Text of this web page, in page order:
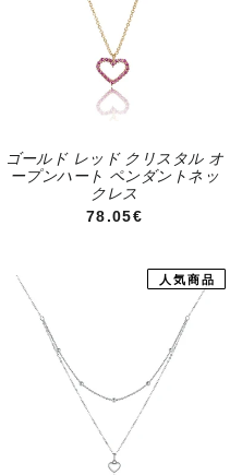
ゴールド レッド クリスタル オ
ープンハート ペンダントネッ
クレス
通常価格
78.05€
人気商品